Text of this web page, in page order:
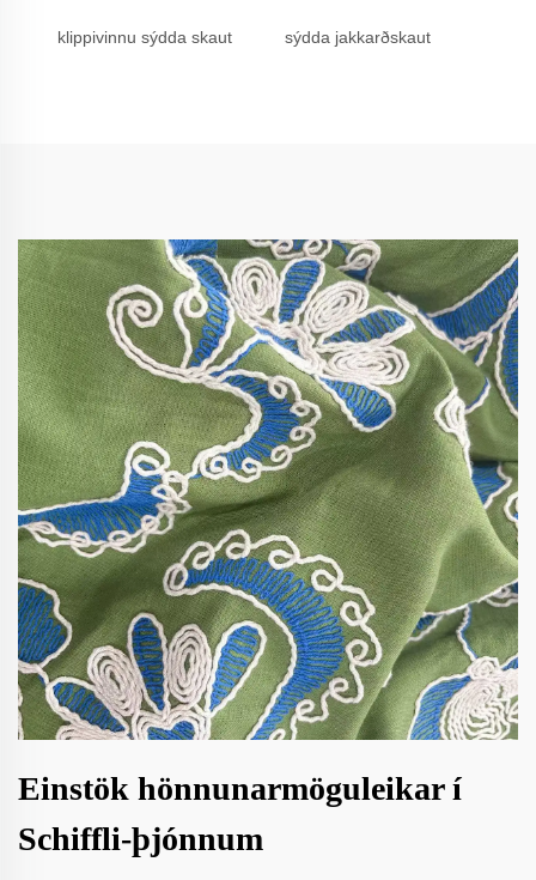
klippivinnu sýdda skaut sýdda jakkarðskaut
Einstök hönnunarmöguleikar í
Schiffli-þjónnum